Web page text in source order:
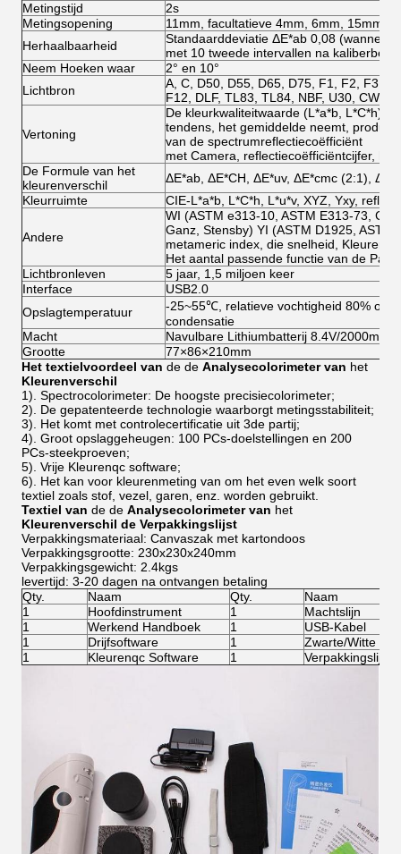
Metingstijd
2s
Metingsopening
11mm, facultatieve 4mm, 6mm, 15mm
Herhaalbaarheid
Standaarddeviatie ΔE*ab 0,08 (wanneer
met 10 tweede intervallen na
Neem Hoeken waar
2° en 10°
Lichtbron
A, C, D50, D55, D65, D75, F1, F2, F3,
F12, DLF, TL83, TL84, NBF, U30, CWF,
Vertoning
De kleurkwaliteitwaarde (L*a*b, L*C*h),
tendens, het gemiddelde neemt,
van de spectrumreflectiecoëfficiënt
met Camera, reflectiecoëfficiëntcijfer,
De Formule van het
kleurenverschil
ΔE*ab, ΔE*CH, ΔE*uv, ΔE*cmc (2:1),
Kleurruimte
CIE-L*a*b, L*C*h, L*u*v, XYZ, Yxy,
Andere
WI (ASTM e313-10, ASTM E313-73,
Ganz, Stensby) YI (ASTM D1925, ASTM
metameric index, die snelheid,
Het aantal passende functie van de
Lichtbronleven
5 jaar, 1,5 miljoen keer
Interface
USB2.0
Opslagtemperatuur
-25~55℃, relatieve vochtigheid 80% of
condensatie
Macht
Navulbare Lithiumbatterij 8.4V/
Grootte
77×86×210mm
Het textielvoordeel van de de Analysecolorimeter van het
Kleurenverschil
1). Spectrocolorimeter: De hoogste precisiecolorimeter;
2). De gepatenteerde technologie waarborgt metingsstabiliteit;
3). Het komt met controlecertificatie uit 3de partij;
4). Groot opslaggeheugen: 100 PCs-doelstellingen en 200
PCs-steekproeven;
5). Vrije Kleurenqc software;
6). Het kan voor kleurenmeting van om het even welk soort
textiel zoals stof, vezel, garen, enz. worden gebruikt.
Textiel van de de Analysecolorimeter van het
Kleurenverschil de Verpakkingslijst
Verpakkingsmateriaal: Canvaszak met kartondoos
Verpakkingsgrootte: 230x230x240mm
Verpakkingsgewicht: 2.4kgs
levertijd: 3-20 dagen na ontvangen betaling
Qty.
Naam Qty.
Naam
1
Hoofdinstrument 1
Machtslijn
1
Werkend Handboek 1
USB-Kabel
1
Drijfsoftware 1
Zwarte/Witte
1
Kleurenqc Software 1 Verpakkingslijst